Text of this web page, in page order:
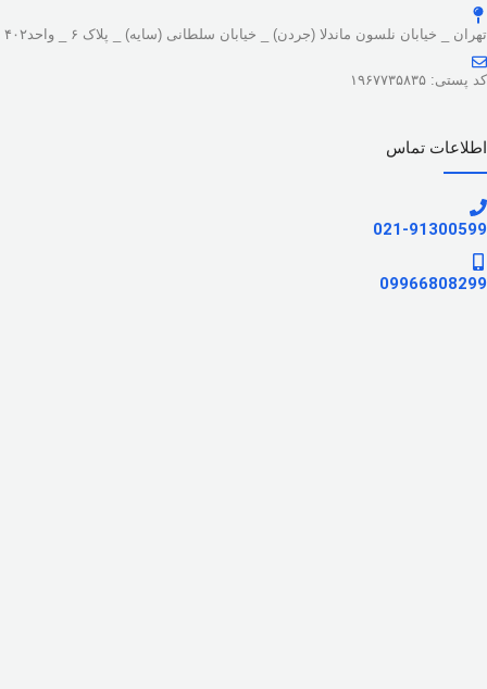
تهران _ خیابان نلسون ماندلا (جردن) _ خیابان سلطانی (سایه) _ پلاک ۶ _ واحد۴۰۲
کد پستی: ۱۹۶۷۷۳۵۸۳۵
اطلاعات تماس
021-91300599
09966808299